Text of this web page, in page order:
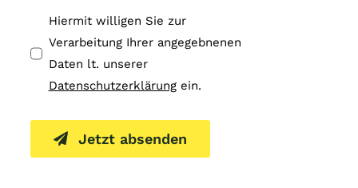
Hiermit willigen Sie zur
Verarbeitung Ihrer angegebnenen
Daten lt. unserer
Datenschutzerklärungein.
Jetzt absenden